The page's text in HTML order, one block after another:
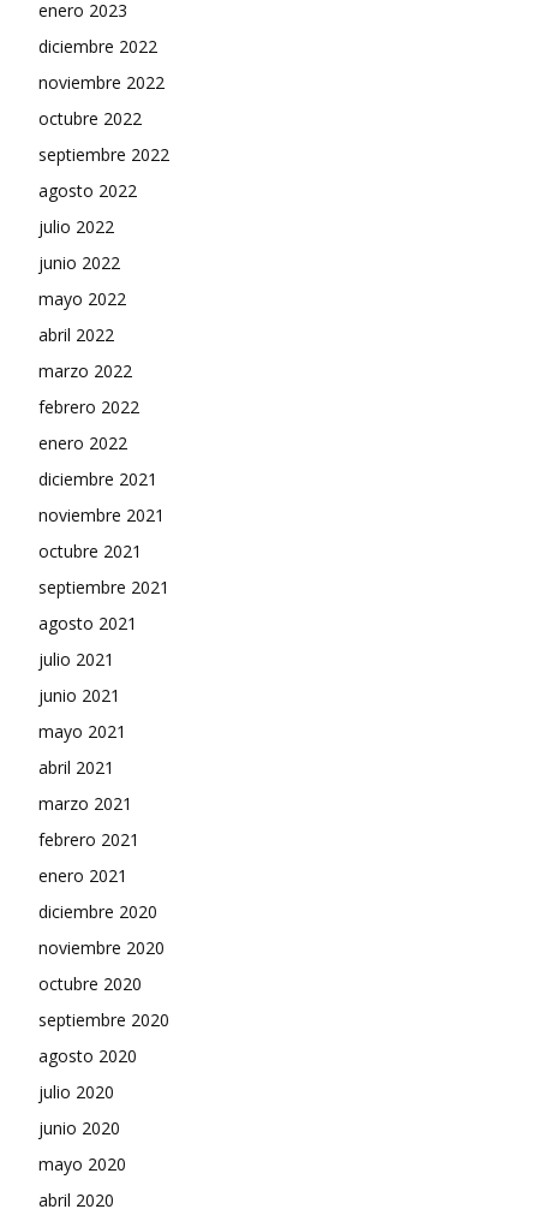
enero 2023
diciembre 2022
noviembre 2022
octubre 2022
septiembre 2022
agosto 2022
julio 2022
junio 2022
mayo 2022
abril 2022
marzo 2022
febrero 2022
enero 2022
diciembre 2021
noviembre 2021
octubre 2021
septiembre 2021
agosto 2021
julio 2021
junio 2021
mayo 2021
abril 2021
marzo 2021
febrero 2021
enero 2021
diciembre 2020
noviembre 2020
octubre 2020
septiembre 2020
agosto 2020
julio 2020
junio 2020
mayo 2020
abril 2020